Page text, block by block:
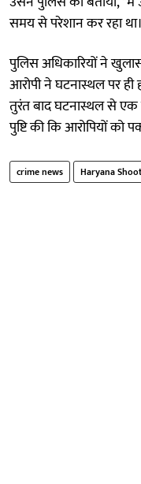
समय से परेशान कर रहा
पुलिस अधिकारियों ने
आरोपी ने घटनास्थल पर
तुरंत बाद घटनास्थल से एक
पुष्टि की कि आरोपियों
crime news Haryana